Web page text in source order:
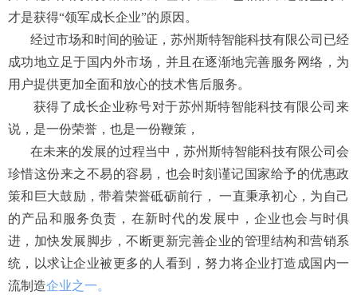
才是获得“领军成长企业”的原因。
经过市场和时间的验证，苏州斯特智能科技有限公司已经
成功地立足于国内外市场，并且在逐渐地完善服务网络，为
用户提供更加全面和放心的技术售后服务。
获得了成长企业称号对于苏州斯特智能科技有限公司来
说，是一份荣誉，也是一份鞭策，
在未来的发展的过程当中，苏州斯特智能科技有限公司会
珍惜这份来之不易的容易，也会时刻谨记国家给予的优惠政
策和巨大鼓励，带着荣誉砥砺前行， 一直秉承初心，为自己
的产品和服务负责，在新时代的发展中，企业也会与时俱
进，加快发展脚步，不断更新完善企业的管理结构和营销系
统，以求让企业被更多的人看到，努力将企业打造成国内一
流制造企业之一。